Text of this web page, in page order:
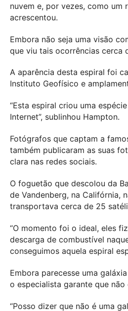
nuvem e, por vezes, como um
acrescentou.
Embora não seja uma visão
que viu tais ocorrências cerca
A aparência desta espiral foi
Instituto Geofísico e
“Esta espiral criou uma
Internet”, sublinhou Hampton.
Fotógrafos que captam a
também publicaram as suas
clara nas redes sociais.
O foguetão que descolou da
de Vandenberg, na Califórnia,
transportava cerca de 25
“O momento foi o ideal, eles
descarga de combustível
conseguimos aquela espiral
Embora parecesse uma
o especialista garante que não
“Posso dizer que não é uma